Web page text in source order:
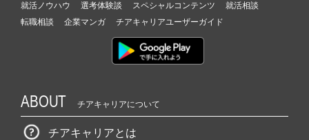
就活ノウハウ 選考体験談 スペシャルコンテンツ
就活相談
転職相談
企業マンガ チアキャリアユーザーガイド
ABOUT チアキャリアについて
チアキャリアとは